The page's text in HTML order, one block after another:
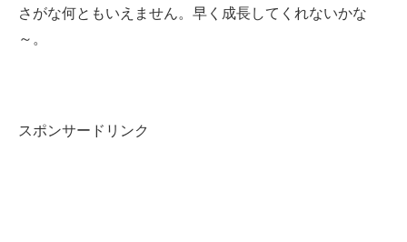
さがな何ともいえません。早く成長してくれないかな
～。
スポンサードリンク